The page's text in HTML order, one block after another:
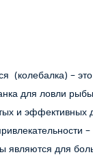
(колебалка) - это
для ловли
и эффективных
являются для